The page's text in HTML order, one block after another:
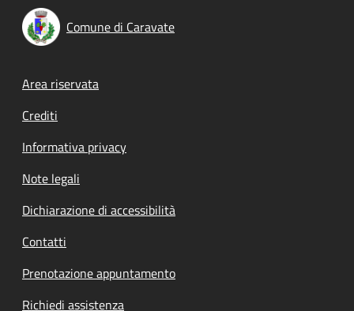
Comune di Caravate
Footer menu
Area riservata
Crediti
Informativa privacy
Note legali
Dichiarazione di accessibilità
Contatti
Prenotazione appuntamento
Richiedi assistenza